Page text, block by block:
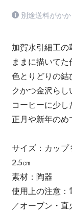
別途送料がかか
加賀水引細工
ままに描いてた
色とりどりの結
クかつ金沢ら
コーヒーに少
正月や新年のめ
サイズ：カップ
2.5㎝
素材：陶器
使用上の注意：
／オーブン・直